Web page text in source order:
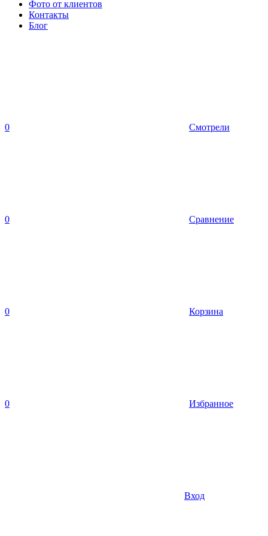
Фото от клиентов
Контакты
Блог
0 Смотрели
0 Сравнение
0 Корзина
0 Избранное
Вход